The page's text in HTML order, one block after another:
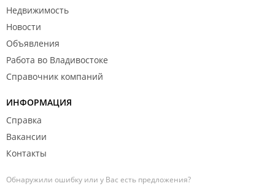
Недвижимость
Новости
Объявления
Работа во Владивостоке
Справочник компаний
ИНФОРМАЦИЯ
Справка
Вакансии
Контакты
Обнаружили ошибку или у Вас есть предложения?